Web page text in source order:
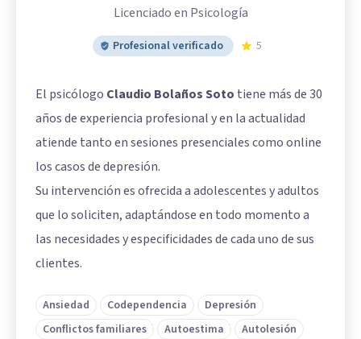
Licenciado en Psicología
Profesional verificado 5
El psicólogo Claudio Bolaños Soto tiene más de 30
años de experiencia profesional y en la actualidad
atiende tanto en sesiones presenciales como online
los casos de depresión.
Su intervención es ofrecida a adolescentes y adultos
que lo soliciten, adaptándose en todo momento a
las necesidades y especificidades de cada uno de sus
clientes.
Ansiedad Codependencia
Depresión
Conflictos familiares
Autoestima
Autolesión